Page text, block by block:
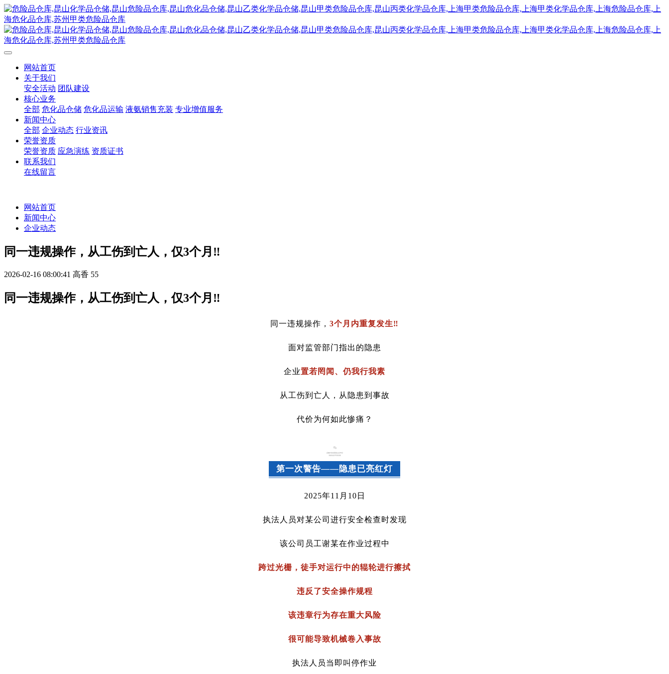
网站首页
关于我们
安全活动 团队建设
核心业务
全部 危化品仓储 危化品运输 液氨销售充装 专业增值服务
新闻中心
全部 企业动态 行业资讯
荣誉资质
荣誉资质 应急演练 资质证书
联系我们
在线留言
网站首页
新闻中心
企业动态
同一违规操作，从工伤到亡人，仅3个月‼
2026-02-16 08:00:41 高香 55
同一违规操作，从工伤到亡人，仅3个月‼
同一违规操作， 3个月内重复发生‼
面对监管部门指出的隐患
企业置若罔闻、仍我行我素
从工伤到亡人，从隐患到事故
代价为何如此惨痛？
第一次警告——隐患已亮红灯
2025年11月10日
执法人员对某公司进行安全检查时发现
该公司员工谢某在作业过程中
跨过光栅 ，徒手对运行中的辊轮进行擦拭
违反了安全操作规程
该违章行为存在重大风险
很可能导致机械卷入事故
执法人员当即叫停作业